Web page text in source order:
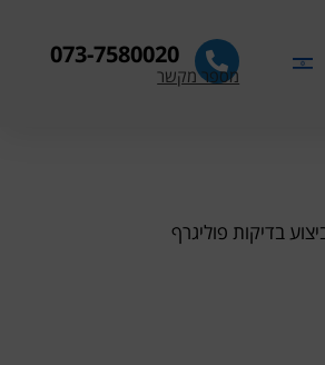
073-7580020
מספר מקשר
בדיקות פוליגרף